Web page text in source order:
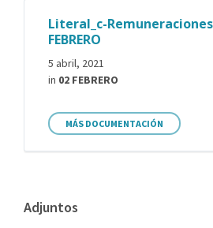
Literal_c-
FEBRERO
5 abril, 2021
in 02 FEBRERO
MÁS DOCUMENTACIÓN
Adjuntos